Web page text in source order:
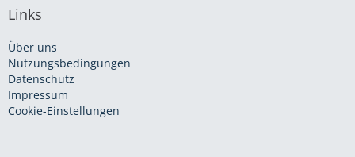
Links
Über uns
Nutzungsbedingungen
Datenschutz
Impressum
Cookie-Einstellungen